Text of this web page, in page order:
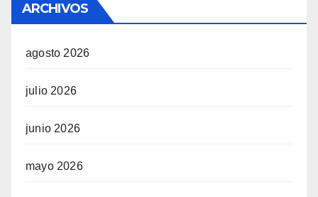
ARCHIVOS
agosto 2026
julio 2026
junio 2026
mayo 2026